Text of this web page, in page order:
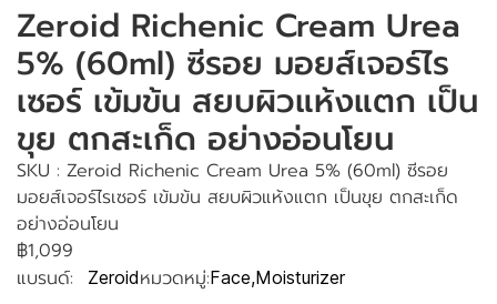
Zeroid Richenic Cream Urea
5% (60ml) ซีรอย มอยส์เจอร์ไร
เซอร์ เข้มข้น สยบผิวแห้งแตก เป็น
ขุย ตกสะเก็ด อย่างอ่อนโยน
SKU : Zeroid Richenic Cream Urea 5% (60ml) ซีรอย
มอยส์เจอร์ไรเซอร์ เข้มข้น สยบผิวแห้งแตก เป็นขุย ตกสะเก็ด
อย่างอ่อนโยน
฿1,099
แบรนด์:
Zeroidหมวดหมู่:Face,Moisturizer